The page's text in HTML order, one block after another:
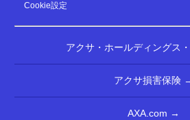
Cookie設定
アクサ・ホールディングス
アクサ損害保険
AXA.com →